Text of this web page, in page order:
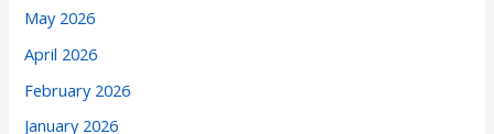
May 2026
April 2026
February 2026
January 2026